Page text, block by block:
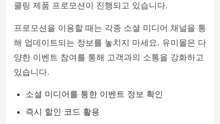
쿨링 제품 프로모션이 진행되고 있습니다.
프로모션을 이용할 때는 각종 소셜 미디어 채널을 통
해 업데이트되는 정보를 놓치지 마세요. 유미몰은 다
양한 이벤트 참여를 통해 고객과의 소통을 강화하고
있습니다.
소셜 미디어를 통한 이벤트 정보 확인
즉시 할인 코드 활용